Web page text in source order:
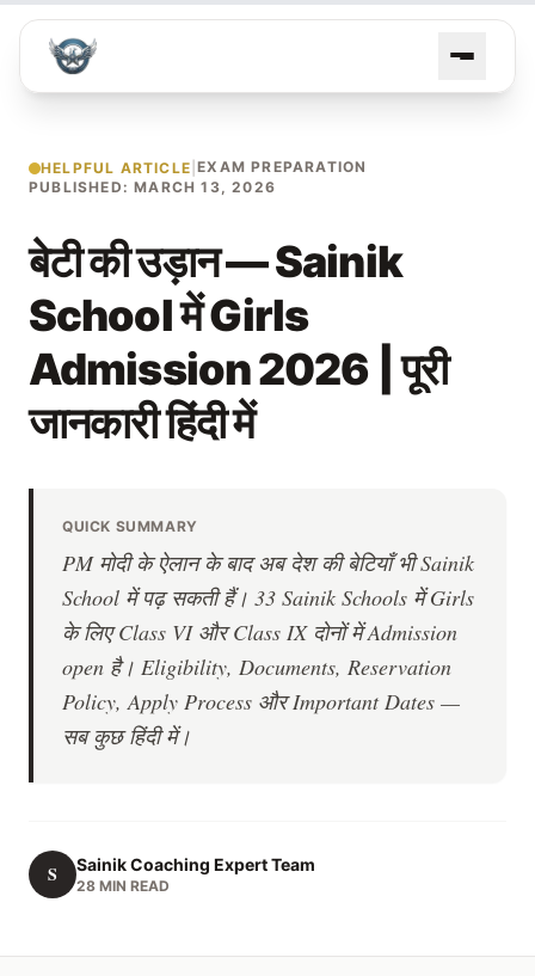
HELPFUL ARTICLE |EXAM PREPARATION
PUBLISHED: MARCH 13, 2026
बेटी की उड़ान — Sainik
School में Girls
Admission 2026 | पूरी
जानकारी हिंदी में
QUICK SUMMARY
PM मोदी के ऐलान के बाद अब देश की बेटियाँ भी Sainik
School में पढ़ सकती हैं। 33 Sainik Schools में Girls
के लिए Class VI और Class IX दोनों में Admission
open है। Eligibility, Documents, Reservation
Policy, Apply Process और Important Dates —
सब कुछ हिंदी में।
S Sainik Coaching Expert Team
28 MIN READ